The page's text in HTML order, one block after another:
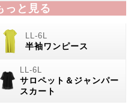
っと見る
半袖ワンピース
サロペット＆ジャンパー
スカート